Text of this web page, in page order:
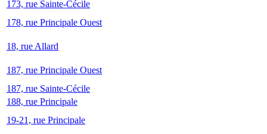
173, rue Sainte-Cécile
178, rue Principale Ouest
18, rue Allard
187, rue Principale Ouest
187, rue Sainte-Cécile
188, rue Principale
19-21, rue Principale